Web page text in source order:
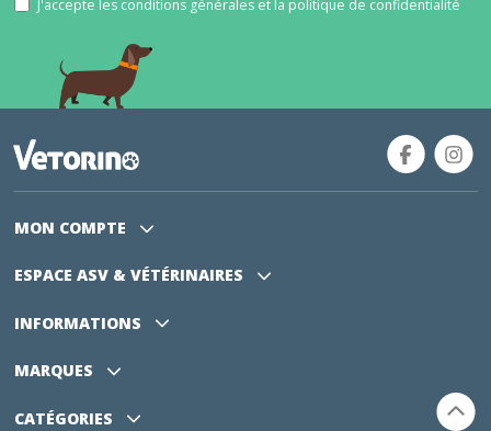
J'accepte les conditions générales et la politique de confidentialité
MON COMPTE
ESPACE ASV & VÉTÉRINAIRES
INFORMATIONS
MARQUES
CATÉGORIES